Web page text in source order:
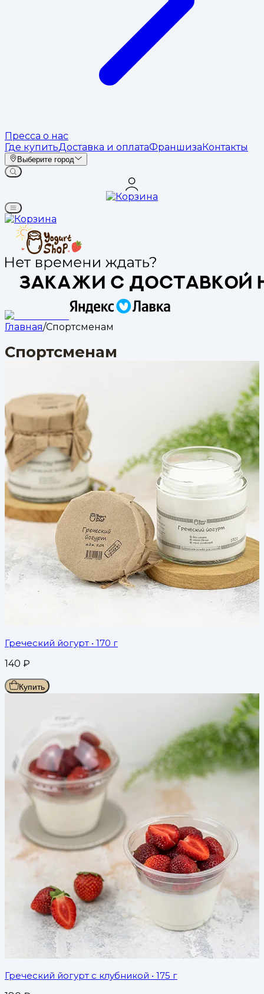
Пресса о нас
Где купитьДоставка и оплатаФраншизаКонтакты
Выберите город
Главная/Спортсменам
Спортсменам
Греческий йогурт • 170 г
140 ₽
Купить
Греческий йогурт с клубникой • 175 г